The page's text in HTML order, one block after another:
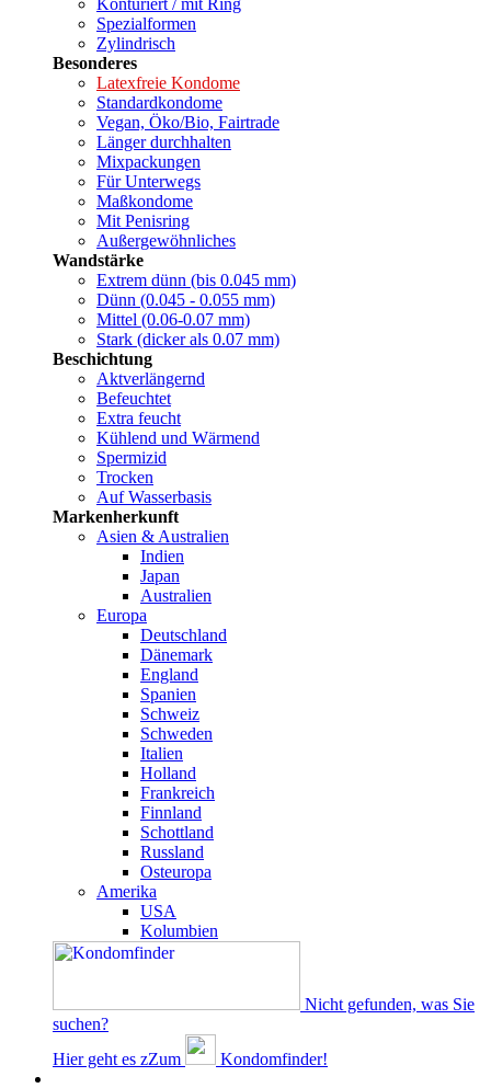
Konturiert / mit Ring
Spezialformen
Zylindrisch
Besonderes
Latexfreie Kondome
Standardkondome
Vegan, Öko/Bio, Fairtrade
Länger durchhalten
Mixpackungen
Für Unterwegs
Maßkondome
Mit Penisring
Außergewöhnliches
Wandstärke
Extrem dünn (bis 0.045 mm)
Dünn (0.045 - 0.055 mm)
Mittel (0.06-0.07 mm)
Stark (dicker als 0.07 mm)
Beschichtung
Aktverlängernd
Befeuchtet
Extra feucht
Kühlend und Wärmend
Spermizid
Trocken
Auf Wasserbasis
Markenherkunft
Asien & Australien
Indien
Japan
Australien
Europa
Deutschland
Dänemark
England
Spanien
Schweiz
Schweden
Italien
Holland
Frankreich
Finnland
Schottland
Russland
Osteuropa
Amerika
USA
Kolumbien
Nicht gefunden, was Sie
suchen?
Hier geht es zZum
Kondomfinder!